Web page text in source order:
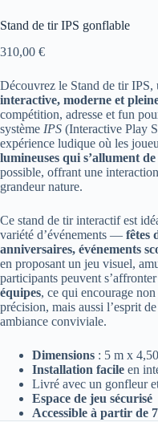
Stand de tir IPS gonflable
310,00 €
Découvrez le Stand de tir
interactive, moderne et
compétition, adresse et fun
système IPS (Interactive Play
expérience ludique où les
lumineuses qui s’allument
possible, offrant une
grandeur nature.
Ce stand de tir interactif est
variété d’événements — fêtes
anniversaires, événements
en proposant un jeu visuel,
participants peuvent s’affronter
équipes, ce qui encourage
précision, mais aussi l’esprit
ambiance conviviale.
Dimensions : 5 m x
Installation facile en
Livré avec un gonfleur
Espace de jeu sécurisé
Accessible à partir de